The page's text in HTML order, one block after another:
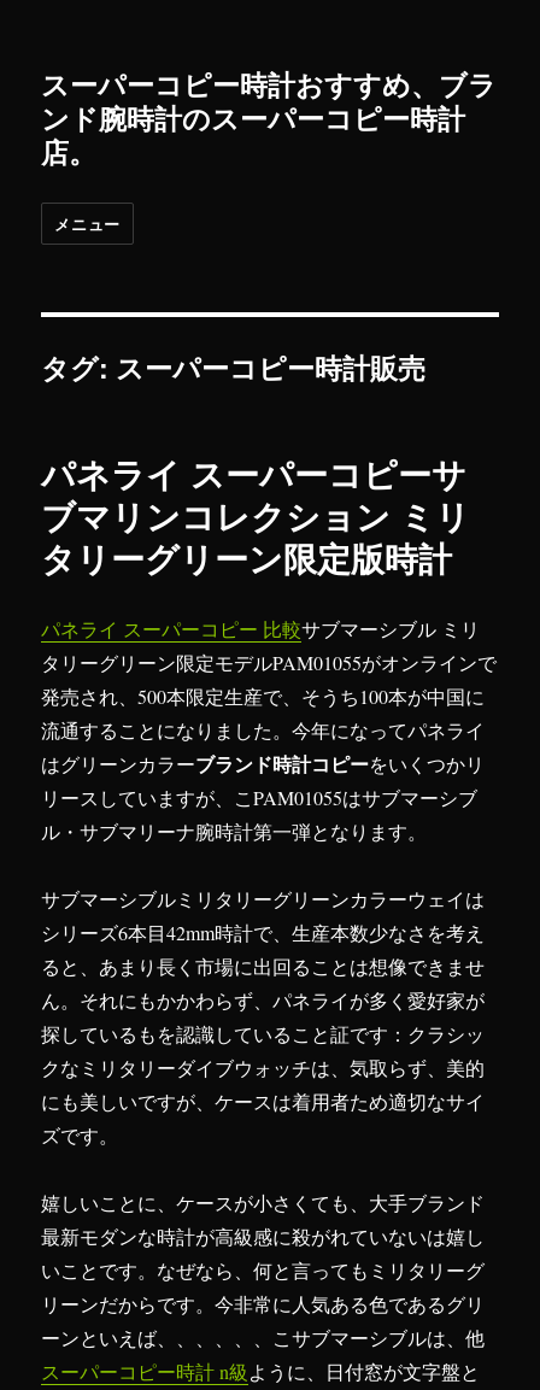
スーパーコピー時計おすすめ、ブラ
ンド腕時計のスーパーコピー時計
店。
メニュー
タグ: スーパーコピー時計販売
パネライ スーパーコピーサ
ブマリンコレクション ミリ
タリーグリーン限定版時計
パネライ スーパーコピー 比較サブマーシブル ミリ
タリーグリーン限定モデルPAM01055がオンラインで
発売され、500本限定生産で、そうち100本が中国に
流通することになりました。今年になってパネライ
はグリーンカラーブランド時計コピーをいくつかリ
リースしていますが、こPAM01055はサブマーシブ
ル・サブマリーナ腕時計第一弾となります。
サブマーシブルミリタリーグリーンカラーウェイは
シリーズ6本目42mm時計で、生産本数少なさを考え
ると、あまり長く市場に出回ることは想像できませ
ん。それにもかかわらず、パネライが多く愛好家が
探しているもを認識していること証です：クラシッ
クなミリタリーダイブウォッチは、気取らず、美的
にも美しいですが、ケースは着用者ため適切なサイ
ズです。
嬉しいことに、ケースが小さくても、大手ブランド
最新モダンな時計が高級感に殺がれていないは嬉し
いことです。なぜなら、何と言ってもミリタリーグ
リーンだからです。今非常に人気ある色であるグリ
ーンといえば、、、、、、こサブマーシブルは、他
スーパーコピー時計 n級ように、日付窓が文字盤と